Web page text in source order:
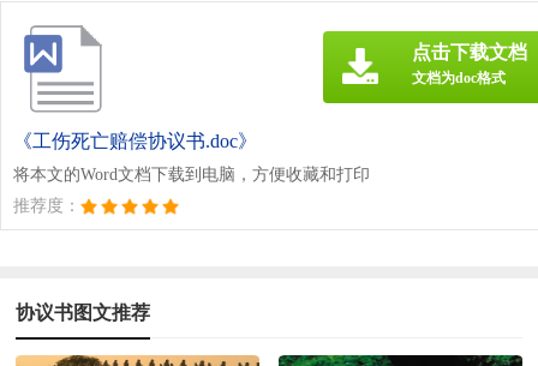
《工伤死亡赔偿协议书.doc》
将本文的Word文档下载到电脑，方便收藏和打印
推荐度：
点击下载文档
文档为doc格式
协议书图文推荐